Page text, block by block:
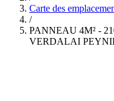
Carte des
/
PANNEAU 4M² -
VERDALAI